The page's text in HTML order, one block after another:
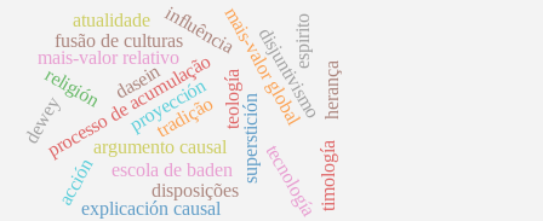
argumento causal superstición
proyección
processo de acumulaçãomais-valor global
mais-valor relativo disjuntivismo
religión
tecnología
dewey teología
espirito
influência
escola de baden
dasein herança
tradição
fusão de culturas
disposições timología
explicación causal
acción
atualidade